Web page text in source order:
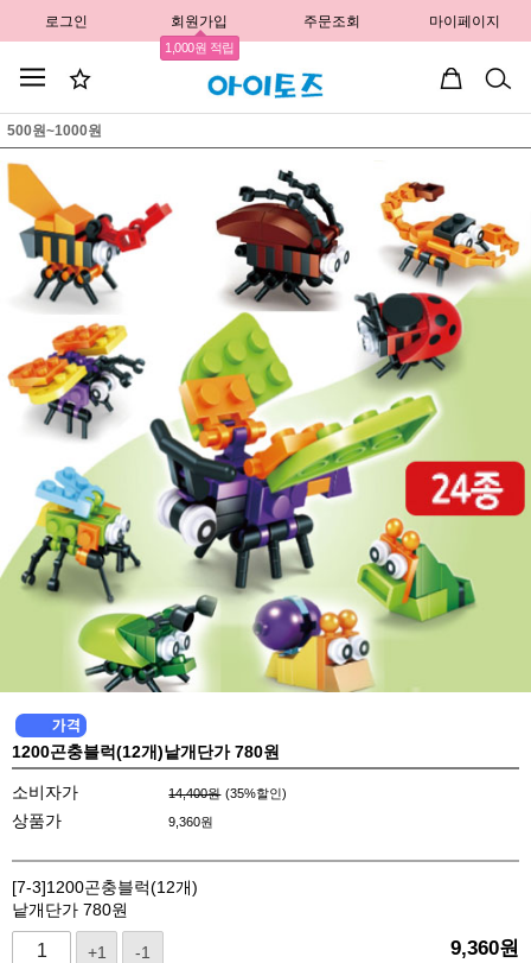
로그인 회원가입
1,000원 적립
주문조회 마이페이지
500원~1000원
1200곤충블럭(12개)낱개단가 780원
소비자가 14,400원 (35%할인)
상품가 9,360원
[7-3]1200곤충블럭(12개)
낱개단가 780원
+1 -1 9,360원